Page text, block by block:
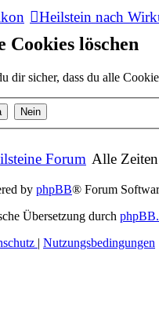
Heilstein nach
Cookies löschen
dir sicher, dass du alle
Forum Alle
by phpBB® Forum
Übersetzung durch
| Nutzungsbedingungen